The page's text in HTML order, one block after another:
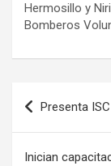
Hermosillo y
Bomberos
Navegación
de
entradas
Presenta
Inician